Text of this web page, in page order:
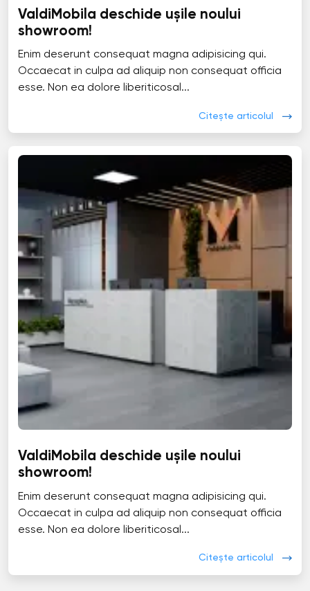
ValdiMobila deschide ușile noului
showroom!
Enim deserunt consequat magna adipisicing qui.
Occaecat in culpa ad aliquip non consequat officia
esse. Non ea dolore liberiticosal...
Citește articolul
ValdiMobila deschide ușile noului
showroom!
Enim deserunt consequat magna adipisicing qui.
Occaecat in culpa ad aliquip non consequat officia
esse. Non ea dolore liberiticosal...
Citește articolul